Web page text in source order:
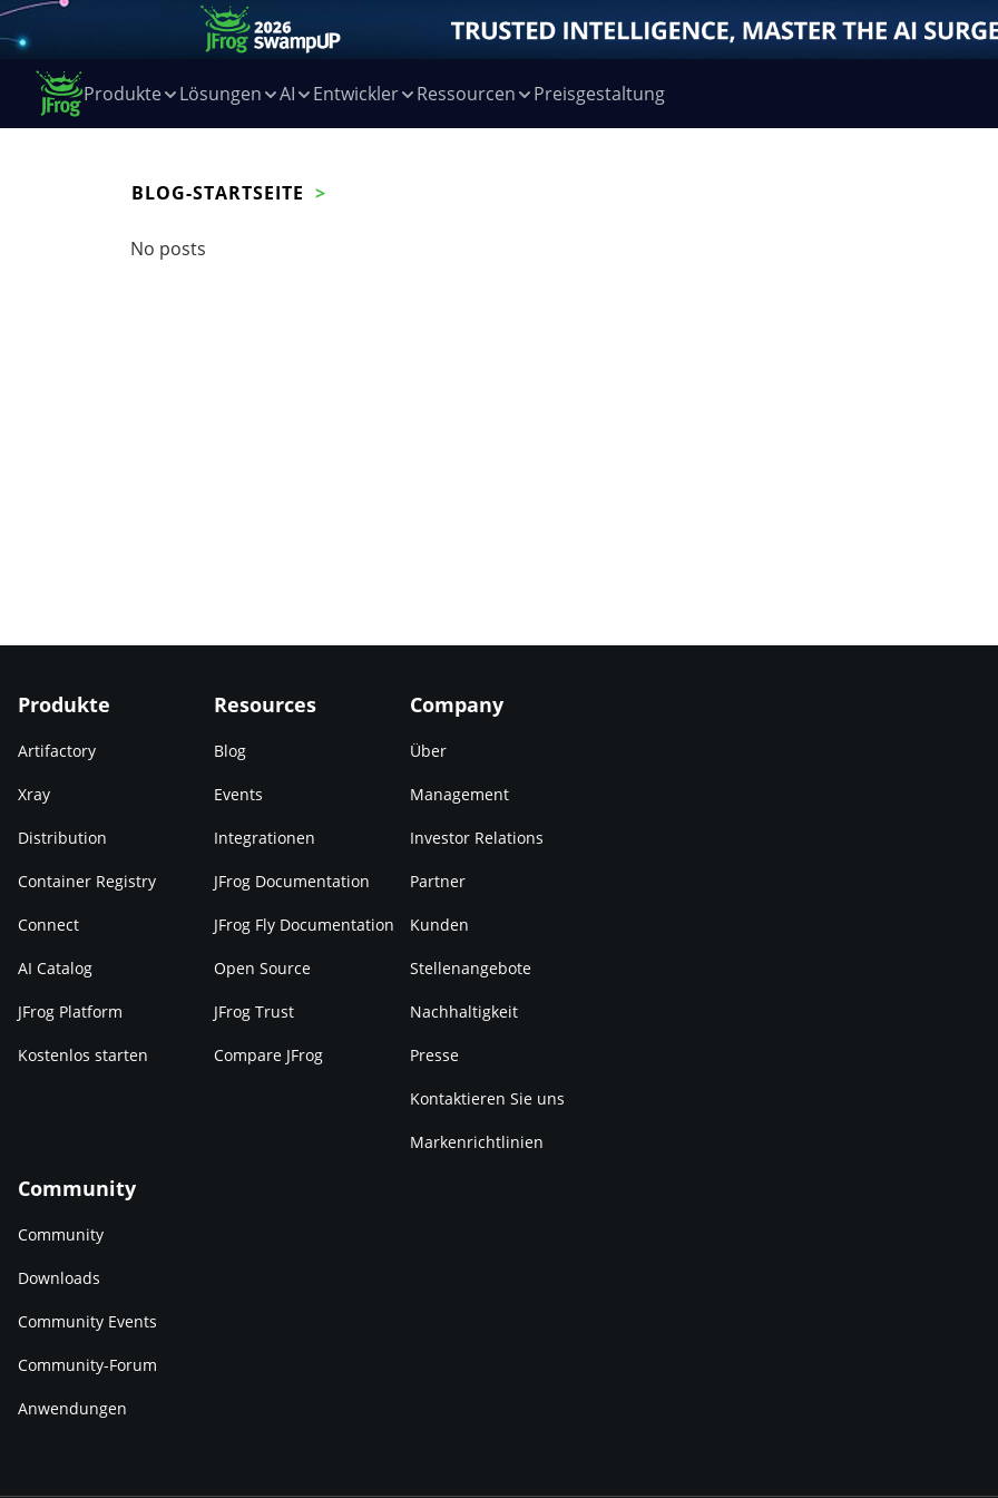
Produkte Lösungen AI Entwickler Ressourcen Preisgestaltung
BLOG-STARTSEITE
No posts
Produkte
Artifactory
Xray
Distribution
Container Registry
Connect
AI Catalog
JFrog Platform
Kostenlos starten
Resources
Blog
Events
Integrationen
JFrog Documentation
JFrog Fly Documentation
Open Source
JFrog Trust
Compare JFrog
Company
Über
Management
Investor Relations
Partner
Kunden
Stellenangebote
Nachhaltigkeit
Presse
Kontaktieren Sie uns
Markenrichtlinien
Community
Community
Downloads
Community Events
Community-Forum
Anwendungen